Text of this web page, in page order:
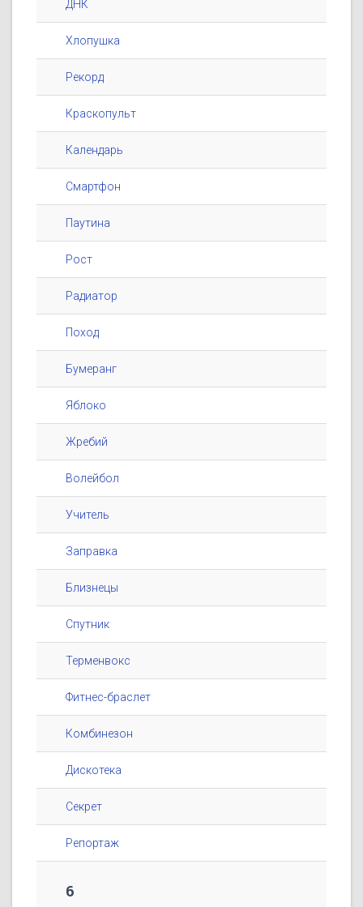
ДНК
Хлопушка
Рекорд
Краскопульт
Календарь
Смартфон
Паутина
Рост
Радиатор
Поход
Бумеранг
Яблоко
Жребий
Волейбол
Учитель
Заправка
Близнецы
Спутник
Терменвокс
Фитнес-браслет
Комбинезон
Дискотека
Секрет
Репортаж
6